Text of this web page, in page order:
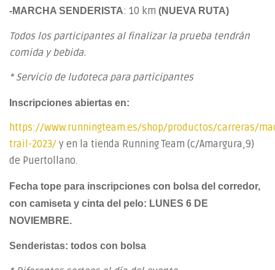
-MARCHA SENDERISTA: 10 km (NUEVA RUTA)
Todos los participantes al finalizar la prueba tendrán
comida y bebida.
* Servicio de ludoteca para participantes
Inscripciones abiertas en:
https://www.runningteam.es/shop/productos/carreras/
trail-2023/ y en la tienda Running Team (c/Amargura,9)
de Puertollano.
Fecha tope para inscripciones con bolsa del corredor,
con camiseta y cinta del pelo: LUNES 6 DE
NOVIEMBRE.
Senderistas: todos con bolsa